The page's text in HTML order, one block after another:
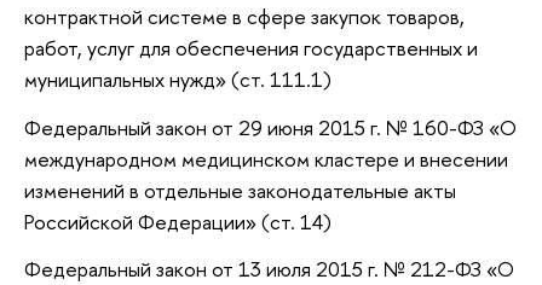
контрактной системе в сфере закупок товаров,
работ, услуг для обеспечения государственных и
муниципальных нужд» (ст. 111.1)
Федеральный закон от 29 июня 2015 г. № 160-ФЗ «О
международном медицинском кластере и внесении
изменений в отдельные законодательные акты
Российской Федерации» (ст. 14)
Федеральный закон от 13 июля 2015 г. № 212-ФЗ «О